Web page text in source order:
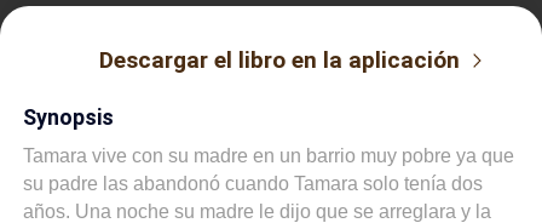
Descargar el libro en la aplicación
Synopsis
Tamara vive con su madre en un barrio muy pobre ya que
su padre las abandonó cuando Tamara solo tenía dos
años. Una noche su madre le dijo que se arreglara y la